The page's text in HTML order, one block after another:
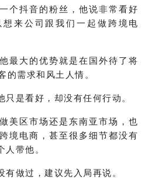
个抖音的粉丝，他说非常看好
来公司跟我们一起做跨境电
最大的优势就是在国外待了将
的需求和风土人情。
只是看好，却没有任何行动。
美区市场还是东南亚市场，也
境电商，甚至很多细节都没有
人带他。
有做过，建议先入局再说。